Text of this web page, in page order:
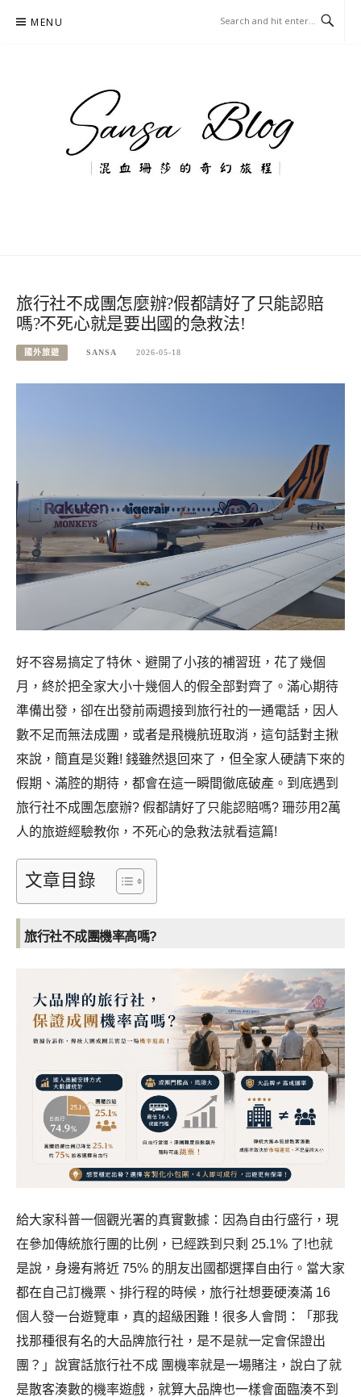
MENU
旅行社不成團怎麼辦?假都請好了只能認賠
嗎?不死心就是要出國的急救法!
國外旅遊 SANSA 2026-05-18
好不容易搞定了特休、避開了小孩的補習班，花了幾個
月，終於把全家大小十幾個人的假全部對齊了。滿心期待
準備出發，卻在出發前兩週接到旅行社的一通電話，因人
數不足而無法成團，或者是飛機航班取消，這句話對主揪
來說，簡直是災難! 錢雖然退回來了，但全家人硬請下來的
假期、滿腔的期待，都會在這一瞬間徹底破產。到底遇到
旅行社不成團怎麼辦? 假都請好了只能認賠嗎? 珊莎用2萬
人的旅遊經驗教你，不死心的急救法就看這篇!
文章目錄
旅行社不成團機率高嗎?
給大家科普一個觀光署的真實數據：因為自由行盛行，現
在參加傳統旅行團的比例，已經跌到只剩 25.1% 了!也就
是說，身邊有將近 75% 的朋友出國都選擇自由行。 當大家
都在自己訂機票、排行程的時候，旅行社想要硬湊滿 16
個人發一台遊覽車，真的超級困難！很多人會問：「那我
找那種很有名的大品牌旅行社，是不是就一定會保證出
團？」 說實話旅行社不成 團機率就是一場賭注，說白了就
是散客湊數的機率遊戲，就算大品牌也一樣會面臨湊不到